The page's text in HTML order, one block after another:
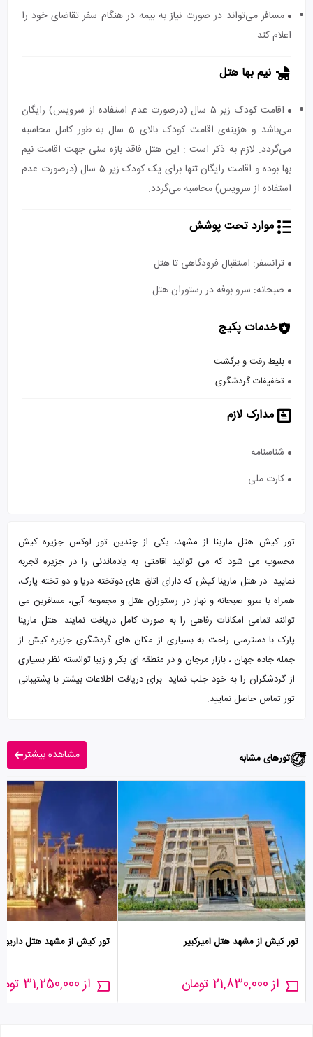
مسافر می‌تواند در صورت نیاز به بیمه در هنگام سفر تقاضای خود را
اعلام کند.
نیم بها هتل
اقامت کودک زیر 5 سال (درصورت عدم استفاده از سرویس) رایگان
می‌باشد و هزینه‌ی اقامت کودک بالای 5 سال به طور کامل محاسبه
می‌گردد. لازم به ذکر است : این هتل فاقد بازه سنی جهت اقامت نیم
بها بوده و اقامت رایگان تنها برای یک کودک زیر 5 سال (درصورت عدم
استفاده از سرویس) محاسبه می‌گردد.
موارد تحت پوشش
ترانسفر: استقبال فرودگاهی تا هتل
صبحانه: سرو بوفه در رستوران هتل
خدمات پکیج
بلیط رفت و برگشت
تخفیفات گردشگری
مدارک لازم
شناسنامه
کارت ملی
تور کیش هتل مارینا از مشهد، یکی از چندین تور لوکس جزیره کیش
محسوب می شود که می توانید اقامتی به یادماندنی را در جزیره تجربه
نمایید. در هتل مارینا کیش که دارای اتاق های دوتخته دریا و دو تخته پارک،
همراه با سرو صبحانه و نهار در رستوران هتل و مجموعه آبی، مسافرین می
توانند تمامی امکانات رفاهی را به صورت کامل دریافت نمایند. هتل مارینا
پارک با دسترسی راحت به بسیاری از مکان های گردشگری جزیره کیش از
جمله جاده جهان ، بازار مرجان و در منطقه ای بکر و زیبا توانسته نظر بسیاری
از گردشگران را به خود جلب نماید. برای دریافت اطلاعات بیشتر با پشتیبانی
تور تماس حاصل نمایید.
تورهای مشابه مشاهده بیشتر
تور کیش از مشهد هتل امیرکبیر
از 21,830,000 تومان
تور کیش از مشهد هتل
از 31,250,000 تومان